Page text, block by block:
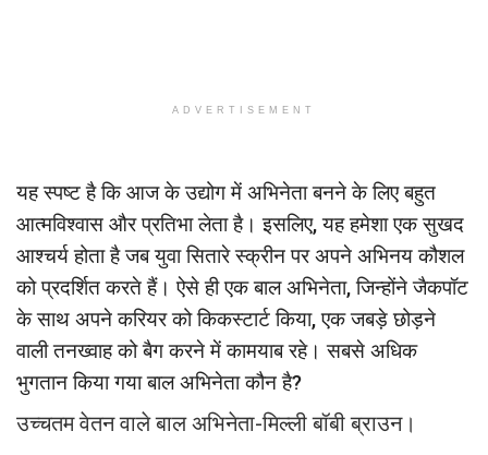
ADVERTISEMENT
यह स्पष्ट है कि आज के उद्योग में अभिनेता बनने के लिए बहुत
आत्मविश्वास और प्रतिभा लेता है। इसलिए, यह हमेशा एक सुखद
आश्चर्य होता है जब युवा सितारे स्क्रीन पर अपने अभिनय कौशल
को प्रदर्शित करते हैं। ऐसे ही एक बाल अभिनेता, जिन्होंने जैकपॉट
के साथ अपने करियर को किकस्टार्ट किया, एक जबड़े छोड़ने
वाली तनख्वाह को बैग करने में कामयाब रहे। सबसे अधिक
भुगतान किया गया बाल अभिनेता कौन है?
उच्चतम वेतन वाले बाल अभिनेता-मिल्ली बॉबी ब्राउन।